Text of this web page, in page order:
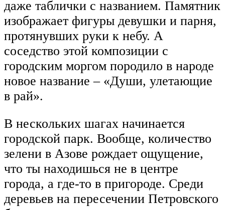
даже таблички с названием. Памятник
изображает фигуры девушки и парня,
протянувших руки к небу. А
соседство этой композиции с
городским моргом породило в народе
новое название – «Души, улетающие
в рай».
В нескольких шагах начинается
городской парк. Вообще, количество
зелени в Азове рождает ощущение,
что ты находишься не в центре
города, а где-то в пригороде. Среди
деревьев на пересечении Петровского